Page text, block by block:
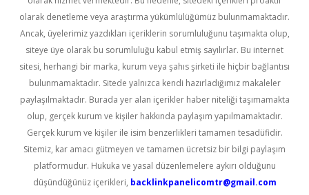
olarak denetleme veya araştırma yükümlülüğümüz bulunmamaktadır.
Ancak, üyelerimiz yazdıkları içeriklerin sorumluluğunu taşımakta olup,
siteye üye olarak bu sorumluluğu kabul etmiş sayılırlar. Bu internet
sitesi, herhangi bir marka, kurum veya şahıs şirketi ile hiçbir bağlantısı
bulunmamaktadır. Sitede yalnızca kendi hazırladığımız makaleler
paylaşılmaktadır. Burada yer alan içerikler haber niteliği taşımamakta
olup, gerçek kurum ve kişiler hakkında paylaşım yapılmamaktadır.
Gerçek kurum ve kişiler ile isim benzerlikleri tamamen tesadüfidir.
Sitemiz, kar amacı gütmeyen ve tamamen ücretsiz bir bilgi paylaşım
platformudur. Hukuka ve yasal düzenlemelere aykırı olduğunu
düşündüğünüz içerikleri, backlinkpanelicomtr@gmail.com